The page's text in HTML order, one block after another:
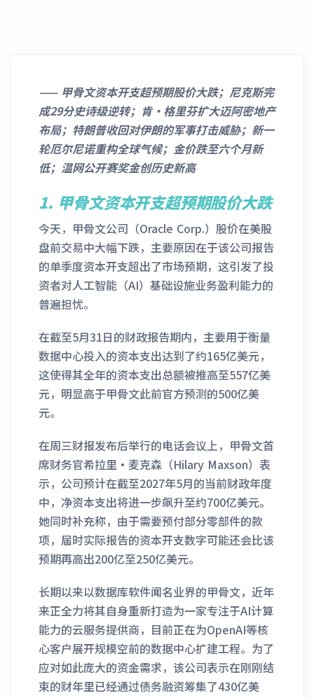
——甲骨文资本开支超预期股价大跌；尼克斯完
成29分史诗级逆转；肯·格里芬扩大迈阿密地产
布局；特朗普收回对伊朗的军事打击威胁；新一
轮厄尔尼诺重构全球气候；金价跌至六个月新
低；温网公开赛奖金创历史新高
1. 甲骨文资本开支超预期股价大跌
今天，甲骨文公司（Oracle Corp.）股价在美股
盘前交易中大幅下跌，主要原因在于该公司报告
的单季度资本开支超出了市场预期，这引发了投
资者对人工智能（AI）基础设施业务盈利能力的
普遍担忧。
在截至5月31日的财政报告期内，主要用于衡量
数据中心投入的资本支出达到了约165亿美元，
这使得其全年的资本支出总额被推高至557亿美
元，明显高于甲骨文此前官方预测的500亿美
元。
在周三财报发布后举行的电话会议上，甲骨文首
席财务官希拉里·麦克森（Hilary Maxson）表
示，公司预计在截至2027年5月的当前财政年度
中，净资本支出将进一步飙升至约700亿美元。
她同时补充称，由于需要预付部分零部件的款
项，届时实际报告的资本开支数字可能还会比该
预期再高出200亿至250亿美元。
长期以来以数据库软件闻名业界的甲骨文，近年
来正全力将其自身重新打造为一家专注于AI计算
能力的云服务提供商，目前正在为OpenAI等核
心客户展开规模空前的数据中心扩建工程。为了
应对如此庞大的资金需求，该公司表示在刚刚结
束的财年里已经通过债务融资筹集了430亿美